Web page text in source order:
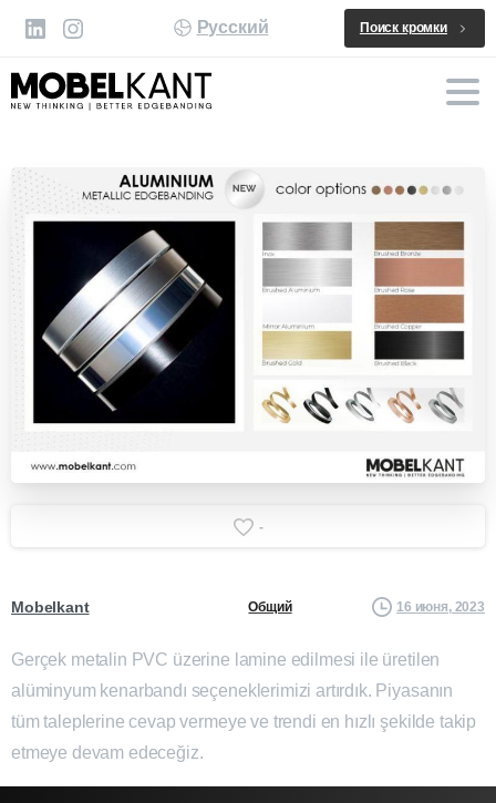
Русский Поиск кромки
-
Mobelkant Общий 16 июня, 2023
Gerçek metalin PVC üzerine lamine edilmesi ile üretilen
alüminyum kenarbandı seçeneklerimizi artırdık. Piyasanın
tüm taleplerine cevap vermeye ve trendi en hızlı şekilde takip
etmeye devam edeceğiz.